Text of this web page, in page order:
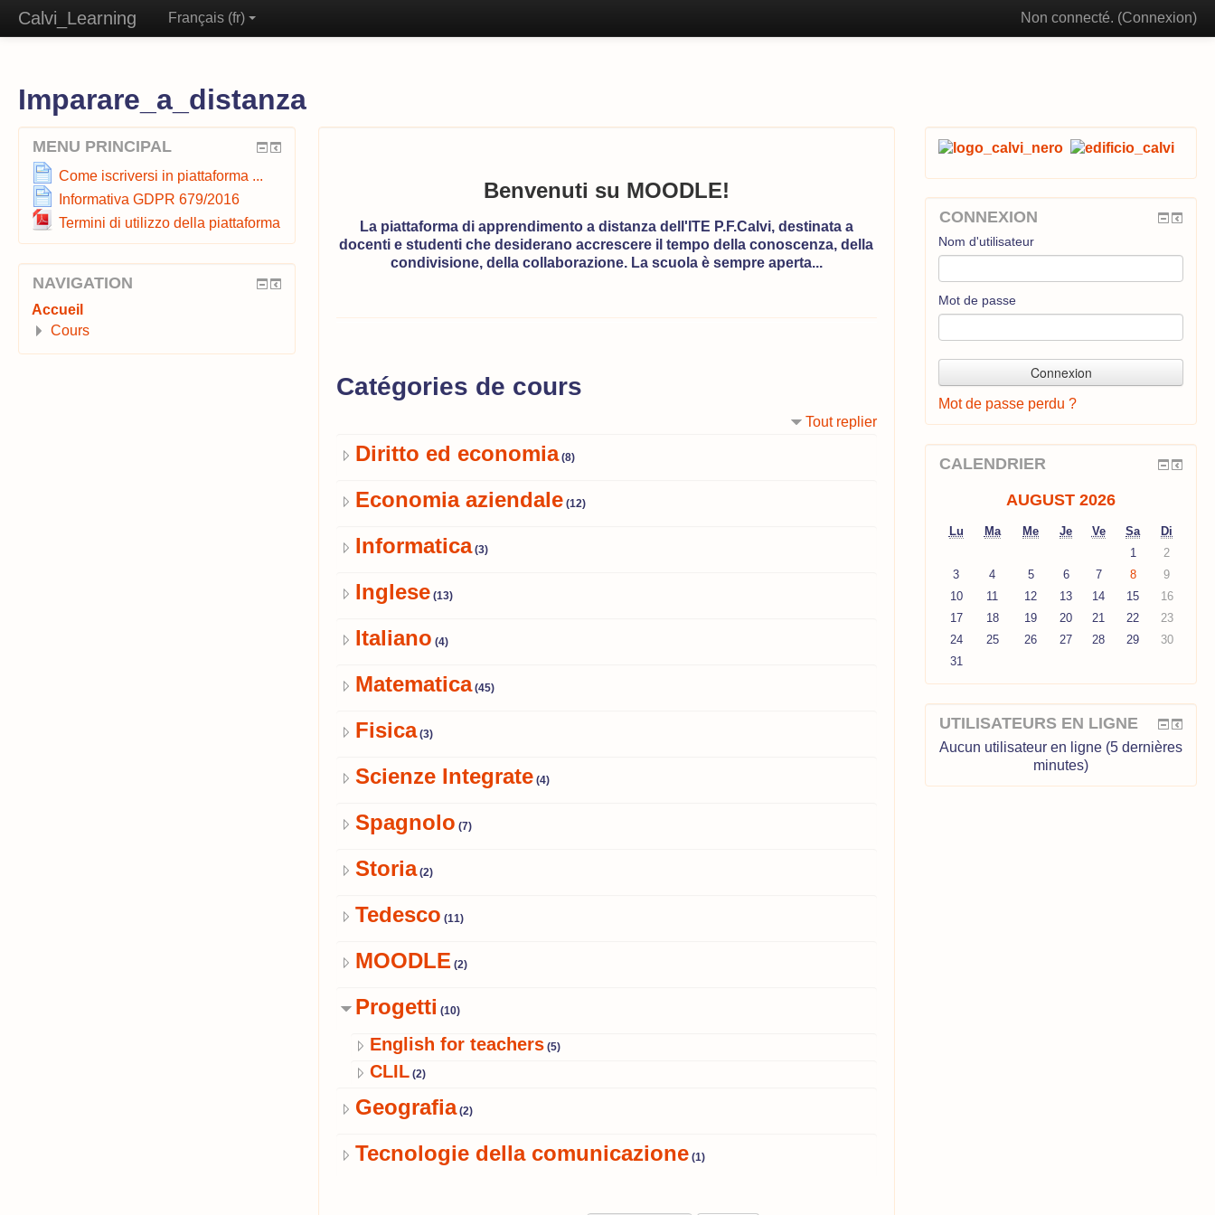
Calvi_Learning Non connecté. (Connexion)
Français ‎(fr)‎
Imparare_a_distanza
Benvenuti su MOODLE!
La piattaforma di apprendimento a distanza dell'ITE P.F.Calvi, destinata a
docenti e studenti che desiderano accrescere il tempo della conoscenza, della
condivisione, della collaborazione. La scuola è sempre aperta...
Catégories de cours
Tout replier
Diritto ed economia(8)
Economia aziendale(12)
Informatica(3)
Inglese(13)
Italiano (4)
Matematica(45)
Fisica(3)
Scienze Integrate(4)
Spagnolo (7)
Storia(2)
Tedesco (11)
MOODLE (2)
Progetti (10)
English for teachers(5)
CLIL(2)
Geografia(2)
Tecnologie della comunicazione(1)
MENU PRINCIPAL
Come iscriversi in piattaforma ...
Informativa GDPR 679/2016
Termini di utilizzo della piattaforma
NAVIGATION
Accueil
Cours
CONNEXION
Nom d'utilisateur
Mot de passe
Mot de passe perdu ?
CALENDRIER
AUGUST 2026
Lu Ma Me Je Ve Sa
Di
1
2
3
4 5 6 7 8
9
10
11 12 13 14 15
16
17
18 19 20 21 22
23
24
25 26 27 28 29
30
31
UTILISATEURS EN LIGNE
Aucun utilisateur en ligne (5 dernières
minutes)